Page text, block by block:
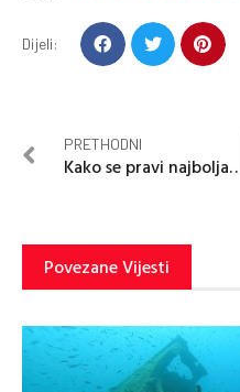
Dijeli:
PRETHODNI
Kako se pravi
Povezane Vijesti